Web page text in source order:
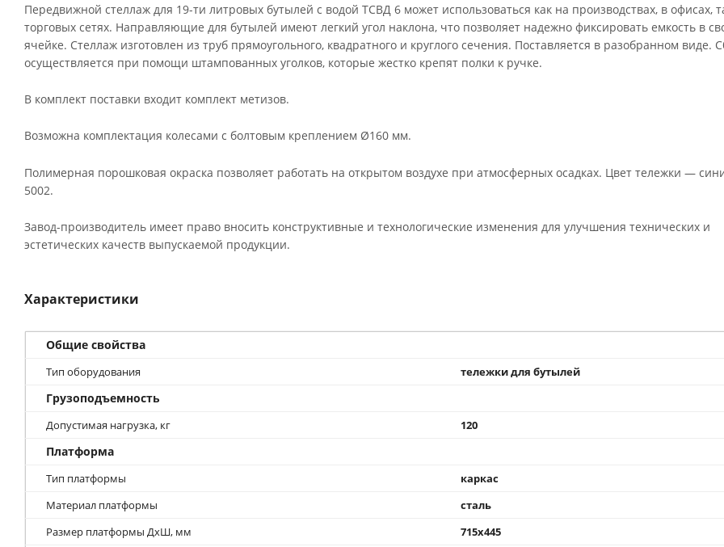
Передвижной стеллаж для 19-ти литровых бутылей с водой ТСВД 6 может использоваться как на производствах, в офисах,
торговых сетях. Направляющие для бутылей имеют легкий угол наклона, что позволяет надежно фиксировать емкость в
ячейке. Стеллаж изготовлен из труб прямоугольного, квадратного и круглого сечения. Поставляется в разобранном виде.
осуществляется при помощи штампованных уголков, которые жестко крепят полки к ручке.
В комплект поставки входит комплект метизов.
Возможна комплектация колесами с болтовым креплением Ø160 мм.
Полимерная порошковая окраска позволяет работать на открытом воздухе при атмосферных осадках. Цвет тележки —
5002.
Завод-производитель имеет право вносить конструктивные и технологические изменения для улучшения технических и
эстетических качеств выпускаемой продукции.
Характеристики
Общие свойства
Тип оборудования тележки для бутылей
Грузоподъемность
Допустимая нагрузка, кг 120
Платформа
Тип платформы
каркас
Материал платформы
сталь
Размер платформы ДхШ, мм
715x445